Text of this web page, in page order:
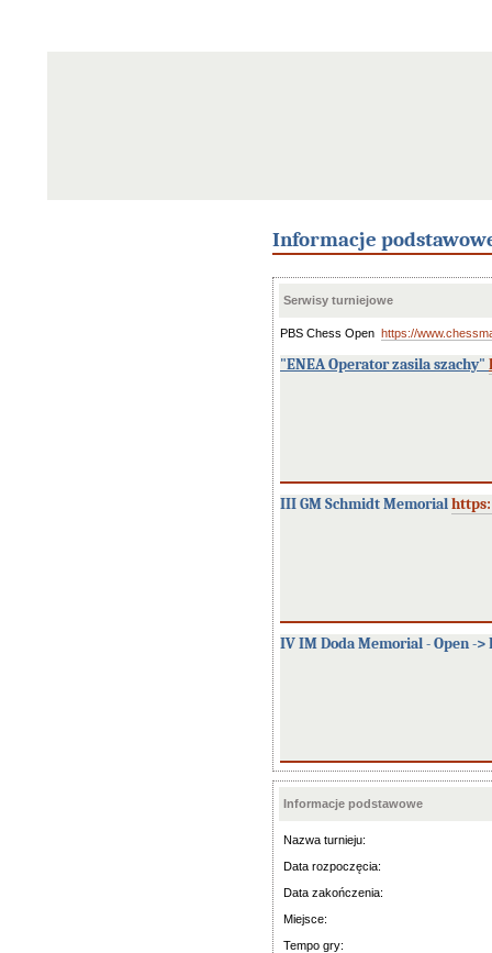
Informacje
Serwisy turniejowe
PBS Chess Open https://
"ENEA Operator zasila szachy"
III GM Schmidt Memorial
IV IM Doda Memorial - Open ->
Informacje podstawowe
Nazwa turnieju:
Data rozpoczęcia:
Data zakończenia:
Miejsce:
Tempo gry: